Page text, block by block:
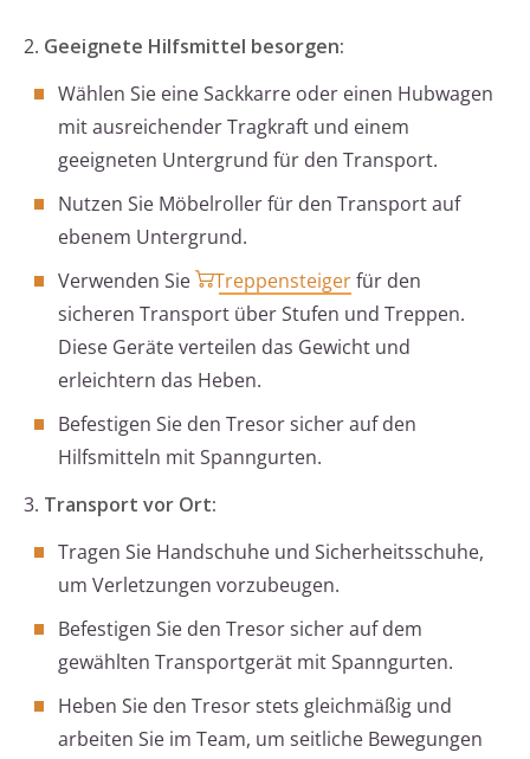
2. Geeignete Hilfsmittel besorgen:
Wählen Sie eine Sackkarre oder einen Hubwagen
mit ausreichender Tragkraft und einem
geeigneten Untergrund für den Transport.
Nutzen Sie Möbelroller für den Transport auf
ebenem Untergrund.
Verwenden Sie
Treppensteigerfür den
sicheren Transport über Stufen und Treppen.
Diese Geräte verteilen das Gewicht und
erleichtern das Heben.
Befestigen Sie den Tresor sicher auf den
Hilfsmitteln mit Spanngurten.
3. Transport vor Ort:
Tragen Sie Handschuhe und Sicherheitsschuhe,
um Verletzungen vorzubeugen.
Befestigen Sie den Tresor sicher auf dem
gewählten Transportgerät mit Spanngurten.
Heben Sie den Tresor stets gleichmäßig und
arbeiten Sie im Team, um seitliche Bewegungen